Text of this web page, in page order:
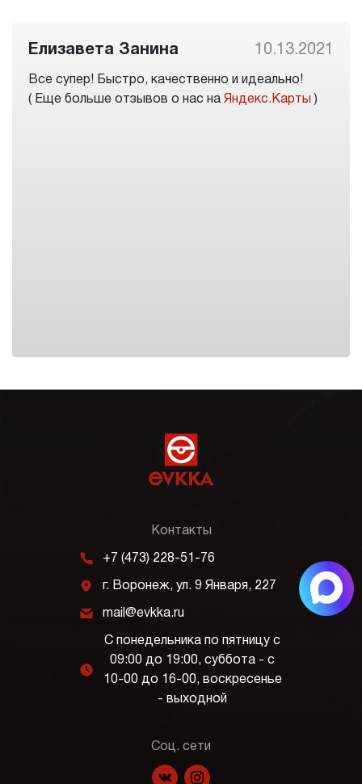
Елизавета Занина 10.13.2021
Все супер! Быстро, качественно и идеально!
( Еще больше отзывов о нас на Яндекс.Карты )
Контакты
m +7 (473) 228-51-76
j г. Воронеж, ул. 9 Января, 227
k mail@evkka.ru
l
С понедельника по пятницу с
09:00 до 19:00, суббота - с
10-00 до 16-00, воскресенье
- выходной
Соц. сети
f p